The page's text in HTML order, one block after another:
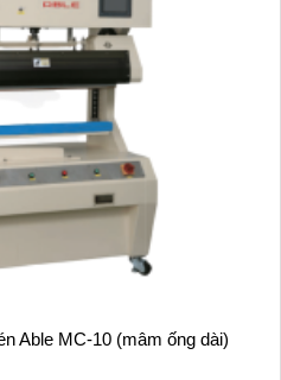
Able MC-10 (mâm ống dài)